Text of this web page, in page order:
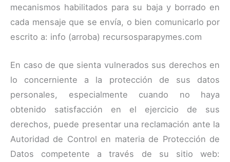
mecanismos habilitados para su baja y borrado en
cada mensaje que se envía, o bien comunicarlo por
escrito a: info (arroba) recursosparapymes.com
En caso de que sienta vulnerados sus derechos en
lo concerniente a la protección de sus datos
personales, especialmente cuando no haya
obtenido satisfacción en el ejercicio de sus
derechos, puede presentar una reclamación ante la
Autoridad de Control en materia de Protección de
Datos competente a través de su sitio web: